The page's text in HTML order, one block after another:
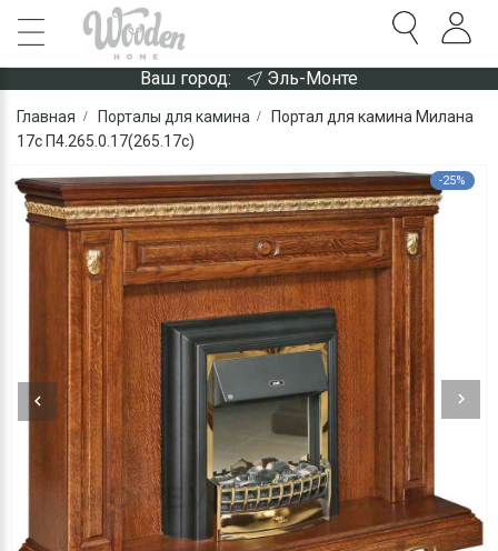
Ваш город: Эль-Монте
Главная Порталы для камина
Портал для камина Милана
17с П4.265.0.17(265.17с)
-25%